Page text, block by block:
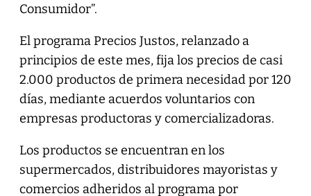
Consumidor”.
El programa Precios Justos, relanzado a
principios de este mes, fija los precios de casi
2.000 productos de primera necesidad por 120
días, mediante acuerdos voluntarios con
empresas productoras y comercializadoras.
Los productos se encuentran en los
supermercados, distribuidores mayoristas y
comercios adheridos al programa por